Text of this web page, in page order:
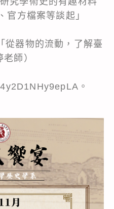
方檔案等談起」
器物的流動，了解臺
師）
。